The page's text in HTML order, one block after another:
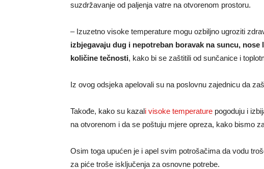
suzdržavanje od paljenja vatre na otvorenom prostoru.
– Izuzetno visoke temperature mogu ozbiljno ugroziti
izbjegavaju dug i nepotreban boravak na suncu,
količine tečnosti, kako bi se zaštitili od sunčanice i
Iz ovog odsjeka apelovali su na poslovnu zajednicu da
Takođe, kako su kazali visoke temperature pogoduju i
na otvorenom i da se poštuju mjere opreza, kako bismo
Osim toga upućen je i apel svim potrošačima da vodu
za piće troše isključenja za osnovne potrebe.